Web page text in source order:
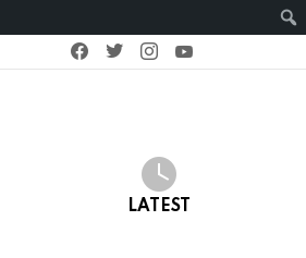
facebooktwitterinstagram
LATEST